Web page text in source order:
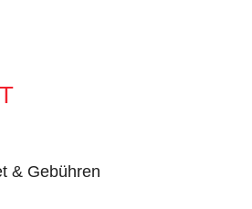
& Gebühren